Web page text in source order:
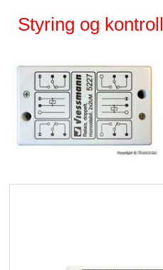
Styring og kontroll